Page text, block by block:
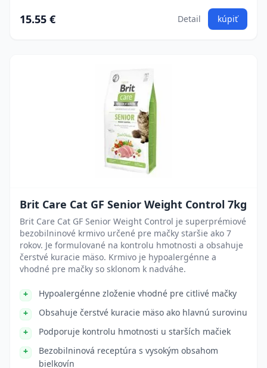
15.55 € Detail kúpiť
Brit Care Cat GF Senior Weight Control 7kg
Brit Care Cat GF Senior Weight Control je superprémiové
bezobilninové krmivo určené pre mačky staršie ako 7
rokov. Je formulované na kontrolu hmotnosti a obsahuje
čerstvé kuracie mäso. Krmivo je hypoalergénne a
vhodné pre mačky so sklonom k nadváhe.
Hypoalergénne zloženie vhodné pre citlivé mačky
Obsahuje čerstvé kuracie mäso ako hlavnú surovinu
Podporuje kontrolu hmotnosti u starších mačiek
Bezobilninová receptúra s vysokým obsahom
bielkovín